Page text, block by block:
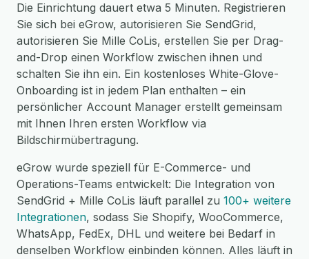
Die Einrichtung dauert etwa 5 Minuten. Registrieren
Sie sich bei eGrow, autorisieren Sie SendGrid,
autorisieren Sie Mille CoLis, erstellen Sie per Drag-
and-Drop einen Workflow zwischen ihnen und
schalten Sie ihn ein. Ein kostenloses White-Glove-
Onboarding ist in jedem Plan enthalten – ein
persönlicher Account Manager erstellt gemeinsam
mit Ihnen Ihren ersten Workflow via
Bildschirmübertragung.
eGrow wurde speziell für E-Commerce- und
Operations-Teams entwickelt: Die Integration von
SendGrid + Mille CoLis läuft parallel zu 100+ weitere
Integrationen, sodass Sie Shopify, WooCommerce,
WhatsApp, FedEx, DHL und weitere bei Bedarf in
denselben Workflow einbinden können. Alles läuft in